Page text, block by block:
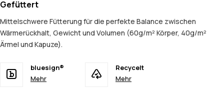
Gefüttert
Mittelschwere Fütterung für die perfekte Balance zwischen
Wärmerückhalt, Gewicht und Volumen (60g/m² Körper, 40g/m²
Ärmel und Kapuze).
bluesign®
Mehr
Recycelt
Mehr